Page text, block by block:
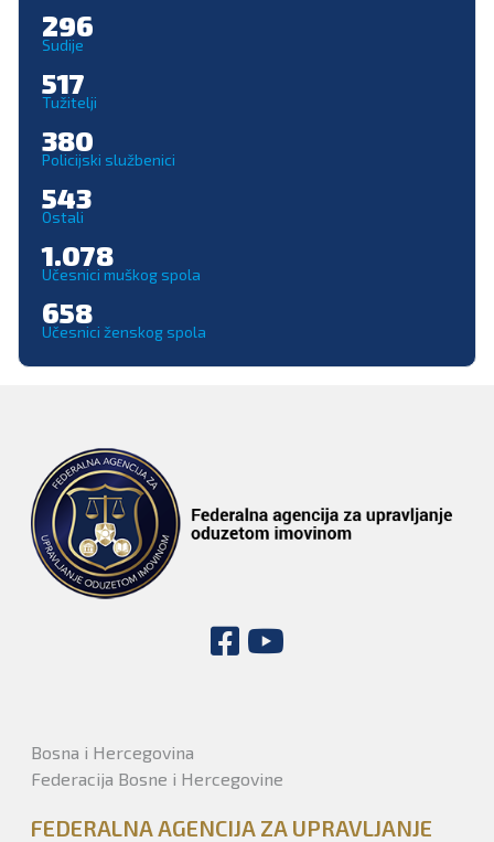
296
Sudije
517
Tužitelji
380
Policijski službenici
543
Ostali
1.078
Učesnici muškog spola
658
Učesnici ženskog spola
Bosna i Hercegovina
Federacija Bosne i Hercegovine
FEDERALNA AGENCIJA ZA UPRAVLJANJE